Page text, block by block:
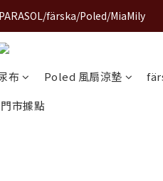
世界特展｜套票熱賣中
färska/Poled/MiaMily
世界特展｜套票熱賣中
布 Poled 風扇涼墊
市據點